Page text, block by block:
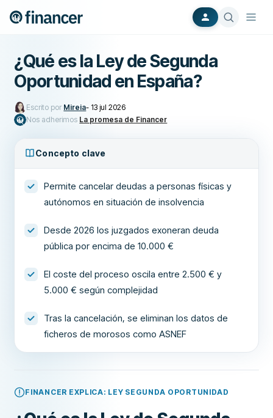
¿Qué es la Ley de Segunda
Oportunidad en España?
Escrito por Mireia- 13 jul 2026
Nos adherimos La promesa de Financer
Concepto clave
Permite cancelar deudas a personas físicas y
autónomos en situación de insolvencia
Desde 2026 los juzgados exoneran deuda
pública por encima de 10.000 €
El coste del proceso oscila entre 2.500 € y
5.000 € según complejidad
Tras la cancelación, se eliminan los datos de
ficheros de morosos como ASNEF
FINANCER EXPLICA: LEY SEGUNDA OPORTUNIDAD